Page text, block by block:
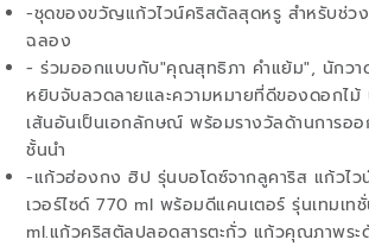
-ชุดของขวัญแก้วไวน์คริสตัลสุดหรู สำหรับช่วง
ฉลอง
- ร่วมออกแบบกับ"คุณสุทธิภา คำแย้ม", นักวา
หยิบจับลวดลายและความหมายที่ดีของดอกไม้
เส้นอันเป็นเอกลักษณ์ พร้อมรางวัลด้านการอ
ชั้นนำ
-แก้วฮ่องกง ฮิป รุ่นบอโดซ์จากลูคาริส แก้วไว
เวอร์ไซด์ 770 ml พร้อมดีแคนเตอร์ รุ่นเทมเท
ml.แก้วคริสตัลปลอดสารตะกั่ว แก้วคุณภาพระ